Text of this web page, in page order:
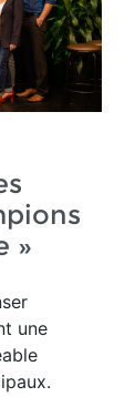
»
une